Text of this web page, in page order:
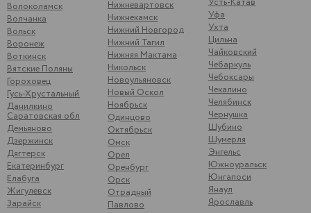
Волоколамск
Волчанка
Вольск
Воронеж
Воткинск
Вятские Поляны
Гороховец
Гусь-Хрустальный
Данилкино
Саратовская обл
Демьяново
Дзержинск
Дягтерск
Екатеринбург
Елабуга
Жигулевск
Зарайск
Нижневартовск
Нижнекамск
Нижний Новгород
Нижний Тагил
Нижняя Мактама
Никольск
Новоульяновск
Новый Оскол
Ноябрьск
Одинцово
Октябрьск
Омск
Орел
Оренбург
Орск
Отрадный
Павлово
Усть-Катав
Уфа
Ухта
Цильна
Чайковский
Чебаркуль
Чебоксары
Чекалино
Челябинск
Чернушка
Шубино
Шумерля
Энгельс
Южноуральск
Юнгапоси
Янаул
Ярославль